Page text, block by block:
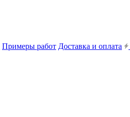
Примеры работ Доставка и оплата